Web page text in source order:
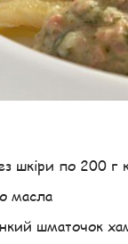
шкіри по 200 г
масла
шматочок